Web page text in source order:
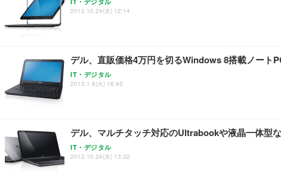
2012.10.24(水) 12:14
デル、直販価格4万円を切るWindows 8搭載ノート
IT・デジタル
2013.1.8(火) 16:45
デル、マルチタッチ対応のUltrabookや液晶一体型
IT・デジタル
2012.10.24(水) 13:32